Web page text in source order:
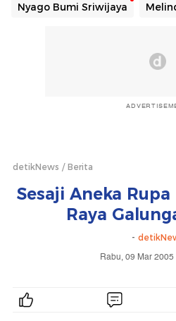
Nyago Bumi Sriwijaya
detikNews Berita
Sesaji Aneka
Raya
-
Rabu, 09 Mar